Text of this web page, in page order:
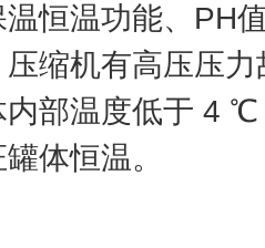
恒温功能、PH
缩机有高压压
部温度低于 4
体恒温。